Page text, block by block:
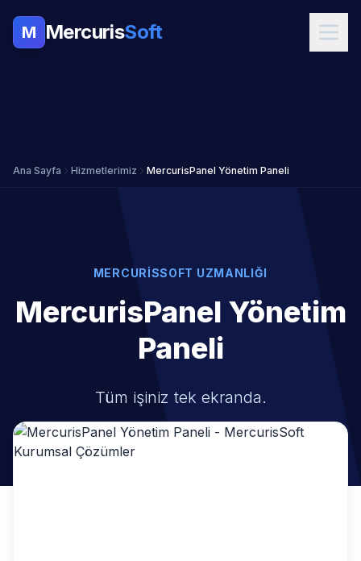
M MercurisSoft
Ana Sayfa Hizmetlerimiz MercurisPanel Yönetim Paneli
MERCURISSOFT UZMANLIĞI
MercurisPanel Yönetim
Paneli
Tüm işiniz tek ekranda.